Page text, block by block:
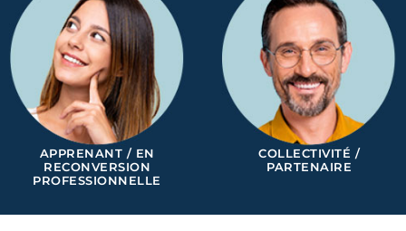
APPRENANT / EN
RECONVERSION
PROFESSIONNELLE
COLLECTIVITÉ /
PARTENAIRE